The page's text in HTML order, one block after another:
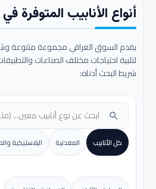
أنواع الأنابيب المتوفرة
يقدم السوق العراقي مجموعة متنوعة
لتلبية احتياجات مختلف الصناعات
شريط البحث أدناه:
search
كل الأنابيب المعدنية البلاستيكية